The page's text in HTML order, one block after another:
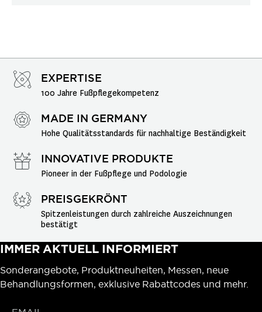
EXPERTISE
100 Jahre Fußpflegekompetenz
MADE IN GERMANY
Hohe Qualitätsstandards für nachhaltige Beständigkeit
INNOVATIVE PRODUKTE
Pioneer in der Fußpflege und Podologie
PREISGEKRÖNT
Spitzenleistungen durch zahlreiche Auszeichnungen
bestätigt
IMMER AKTUELL INFORMIERT
Sonderangebote, Produktneuheiten, Messen, neue
Behandlungsformen, exklusive Rabattcodes und mehr.